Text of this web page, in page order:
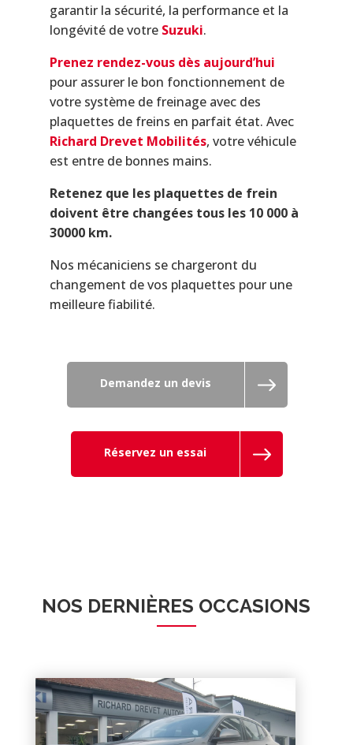
garantir la sécurité, la performance et la
longévité de votre Suzuki.
Prenez rendez-vous dès aujourd’hui
pour assurer le bon fonctionnement de
votre système de freinage avec des
plaquettes de freins en parfait état. Avec
Richard Drevet Mobilités, votre véhicule
est entre de bonnes mains.
Retenez que les plaquettes de frein
doivent être changées tous les 10 000 à
30000 km.
Nos mécaniciens se chargeront du
changement de vos plaquettes pour une
meilleure fiabilité.
Demandez un devis
Réservez un essai
NOS DERNIÈRES OCCASIONS